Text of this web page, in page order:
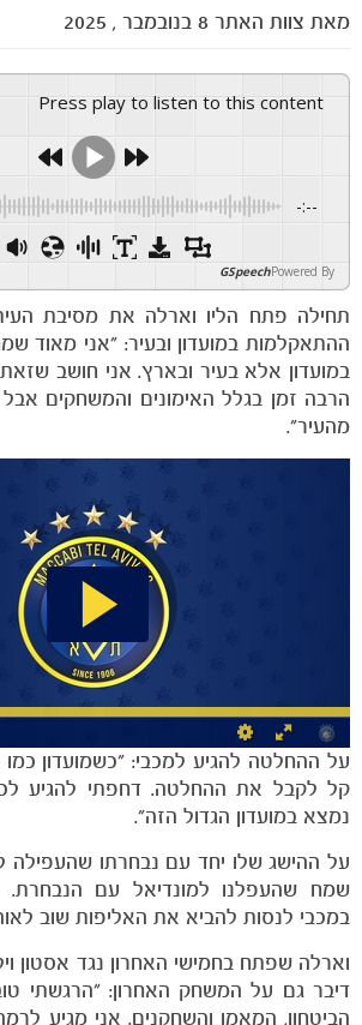
מאת צוות האתר 8 בנובמבר , 2025
Press play to listen to this content
-:--
Powered By
GSpeech
תחילה פתח הליו וארלה את מסיבת
ההתאקלמות במועדון ובעיר: ״אני מאוד
במועדון אלא בעיר ובארץ. אני חושב
הרבה זמן בגלל האימונים והמשחקים
מהעיר״.
על ההחלטה להגיע למכבי: ״כשמועדון כמו
קל לקבל את ההחלטה. דחפתי להגיע
נמצא במועדון הגדול הזה״.
על ההישג שלו יחד עם נבחרתו שהעפילה
שמח שהעפלנו למונדיאל עם הנבחרת.
במכבי לנסות להביא את האליפות שוב
וארלה שפתח בחמישי האחרון נגד אסטון
דיבר גם על המשחק האחרון: ״הרגשתי
הביטחון, המאמן והשחקנים. אני מגיע